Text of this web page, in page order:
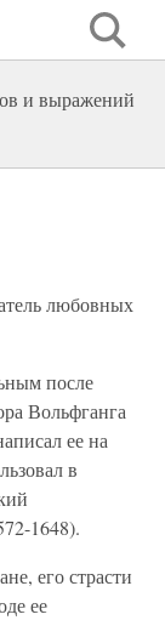
и выражений
любовных
после
Вольфганга
ее на
в
1648).
его страсти
ее